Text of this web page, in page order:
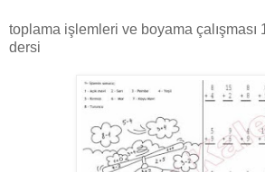
toplama işlemleri ve boyama çalışması
dersi